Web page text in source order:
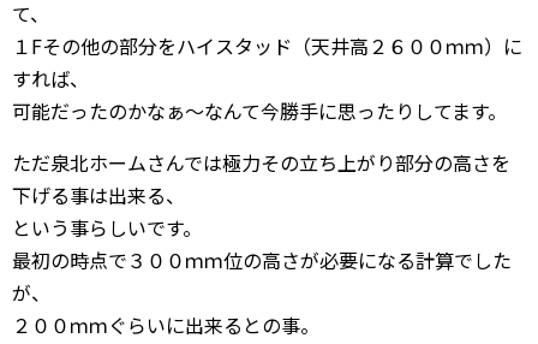
て、
１Fその他の部分をハイスタッド（天井高２６００ｍｍ）に
すれば、
可能だったのかなぁ～なんて今勝手に思ったりしてます。
ただ泉北ホームさんでは極力その立ち上がり部分の高さを
下げる事は出来る、
という事らしいです。
最初の時点で３００ｍｍ位の高さが必要になる計算でした
が、
２００ｍｍぐらいに出来るとの事。